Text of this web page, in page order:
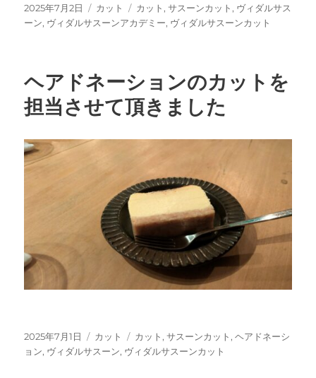
投
稿
2025年7月2日
カ
テ
カット
タ
グ
カット ,サスーンカット , ヴィダルサス
ーン, ヴィダルサスーンアカデミー, ヴィダルサスーンカット
ヘアドネーションのカットを
担当させて頂きました
投
稿
2025年7月1日
カ
テ
カット
タ
グ
カット ,サスーンカット ,ヘアドネーシ
ョン, ヴィダルサスーン, ヴィダルサスーンカット